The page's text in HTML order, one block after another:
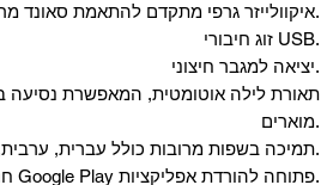
איקוולייזר גרפי מתקדם להתאמת סאונד מרבית.
זוג חיבורי USB.
יציאה למגבר חיצוני.
תאורת לילה אוטומטית, המאפשרת נסיעה
מוארים.
תמיכה בשפות מרובות כולל עברית, ערבית, אנגלית, צרפתית, רוסית ועוד.
‏חנות אפליקציות Google Play פתוחה להורדת אפליקציות.